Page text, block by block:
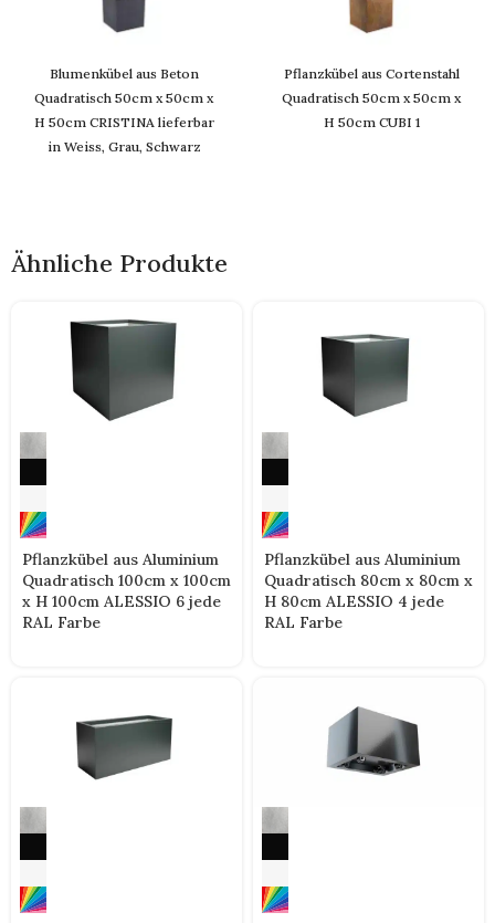
Blumenkübel aus Beton
Quadratisch 50cm x 50cm x
H 50cm CRISTINA lieferbar
in Weiss, Grau, Schwarz
Pflanzkübel aus Cortenstahl
Quadratisch 50cm x 50cm x
H 50cm CUBI 1
Ähnliche Produkte
Pflanzkübel aus Aluminium
Quadratisch 100cm x 100cm
x H 100cm ALESSIO 6 jede
RAL Farbe
Pflanzkübel aus Aluminium
Quadratisch 80cm x 80cm x
H 80cm ALESSIO 4 jede
RAL Farbe